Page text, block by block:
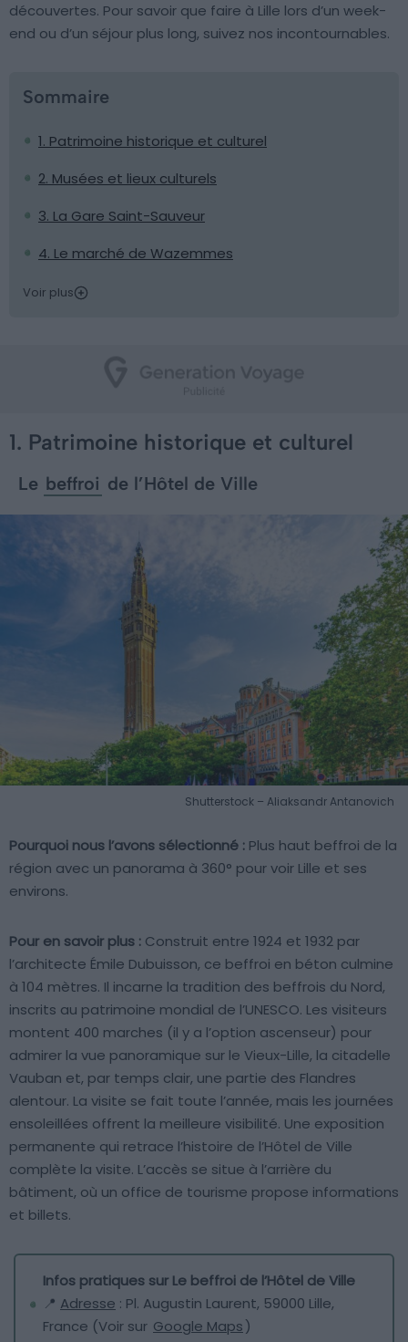
découvertes. Pour savoir que faire à Lille lors d’un week-
end ou d’un séjour plus long, suivez nos incontournables.
Sommaire
1. Patrimoine historique et culturel
2. Musées et lieux culturels
3. La Gare Saint-Sauveur
4. Le marché de Wazemmes
Voir plus
1. Patrimoine historique et culturel
Le beffroi de l’Hôtel de Ville
Shutterstock – Aliaksandr Antanovich
Pourquoi nous l’avons sélectionné : Plus haut beffroi de la
région avec un panorama à 360° pour voir Lille et ses
environs.
Pour en savoir plus : Construit entre 1924 et 1932 par
l’architecte Émile Dubuisson, ce beffroi en béton culmine
à 104 mètres. Il incarne la tradition des beffrois du Nord,
inscrits au patrimoine mondial de l’UNESCO. Les visiteurs
montent 400 marches (il y a l’option ascenseur) pour
admirer la vue panoramique sur le Vieux-Lille, la citadelle
Vauban et, par temps clair, une partie des Flandres
alentour. La visite se fait toute l’année, mais les journées
ensoleillées offrent la meilleure visibilité. Une exposition
permanente qui retrace l’histoire de l’Hôtel de Ville
complète la visite. L’accès se situe à l’arrière du
bâtiment, où un office de tourisme propose informations
et billets.
Infos pratiques sur Le beffroi de l’Hôtel de Ville
📍 Adresse : Pl. Augustin Laurent, 59000 Lille,
France (Voir sur Google Maps)